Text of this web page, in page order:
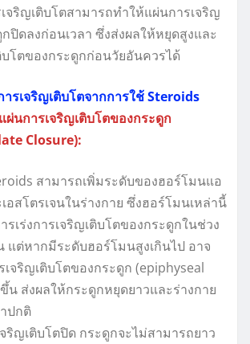
จริญเติบโตสามารถทำให้แผ่นการเจริญ
ปิดลงก่อนเวลา ซึ่งส่งผลให้หยุดสูงและ
บโตของกระดูกก่อนวัยอันควรได้
รเจริญเติบโตจากการใช้ Steroids
ผ่นการเจริญเติบโตของกระดูก
Closure):
สามารถเพิ่มระดับของฮอร์โมนแอ
อสโตรเจนในร่างกาย ซึ่งฮอร์โมนเหล่านี้
เร่งการเจริญเติบโตของกระดูกในช่วง
แต่หากมีระดับฮอร์โมนสูงเกินไป อาจ
จริญเติบโตของกระดูก (epiphyseal
น ส่งผลให้กระดูกหยุดยาวและร่างกาย
ปกติ
ริญเติบโตปิด กระดูกจะไม่สามารถยาว